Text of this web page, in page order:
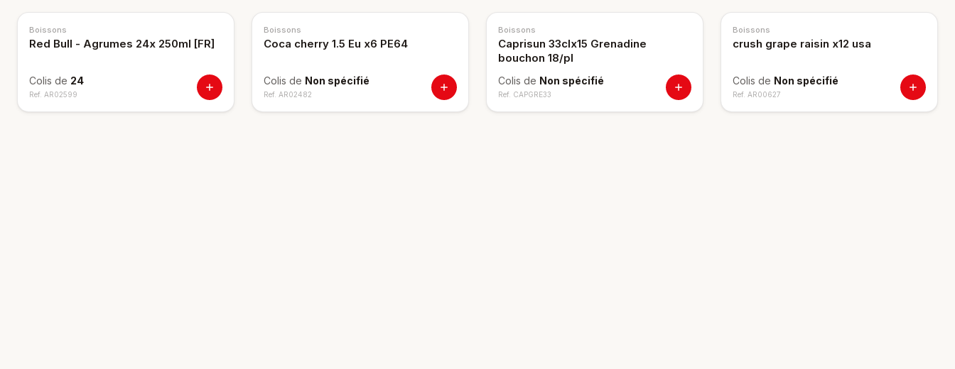
NOUVEAU
Boissons
Red Bull - Agrumes 24x 250ml [FR]
Colis de 24
Ref. AR02599
Boissons
Coca cherry 1.5 Eu x6 PE64
Colis de Non spécifié
Ref. AR02482
Boissons
Caprisun 33clx15 Grenadine
bouchon 18/pl
Colis de Non spécifié
Ref. CAPGRE33
Boissons
crush grape raisin x12 usa
Colis de Non spécifié
Ref. AR00627